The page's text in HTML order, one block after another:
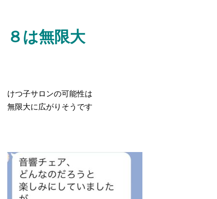
８は無限大
けつ子サロンの可能性は
無限大に広がりそうです